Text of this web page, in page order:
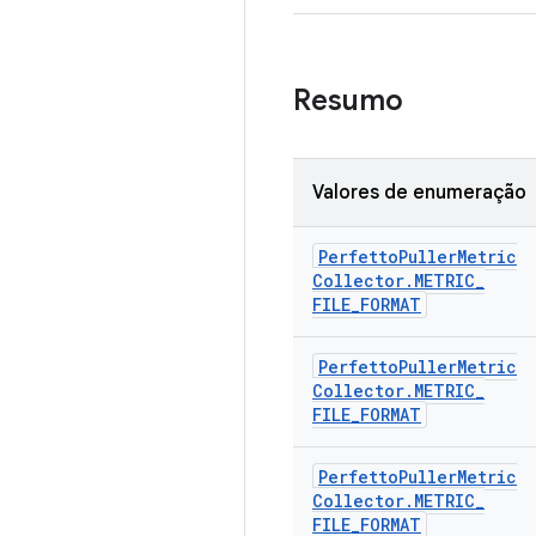
Resumo
Valores de enumeração
PerfettoPullerMetric
Collector. METRIC_
FILE_FORMAT
PerfettoPullerMetric
Collector. METRIC_
FILE_FORMAT
PerfettoPullerMetric
Collector. METRIC_
FILE_FORMAT